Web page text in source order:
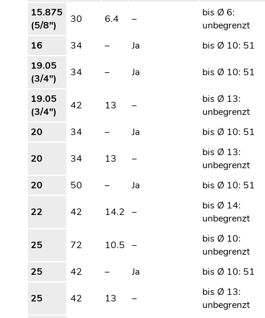
15.875
(5/8″)
30 6.4 –
bis Ø 6:
unbegrenzt
16
34 – Ja
bis Ø 10: 51
19.05
(3/4″)
34 – Ja bis Ø 10: 51
19.05
(3/4″)
42 13 –
bis Ø 13:
unbegrenzt
20
34 – Ja bis Ø 10: 51
20 34 13 –
bis Ø 13:
unbegrenzt
20
50 – Ja bis Ø 10: 51
22 42 14.2 –
bis Ø 14:
unbegrenzt
25 72 10.5 –
bis Ø 10:
unbegrenzt
25
42 – Ja bis Ø 10: 51
25 42 13 –
bis Ø 13:
unbegrenzt